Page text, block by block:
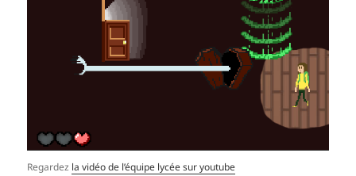
Regardez la vidéo de l’équipe lycée sur youtube